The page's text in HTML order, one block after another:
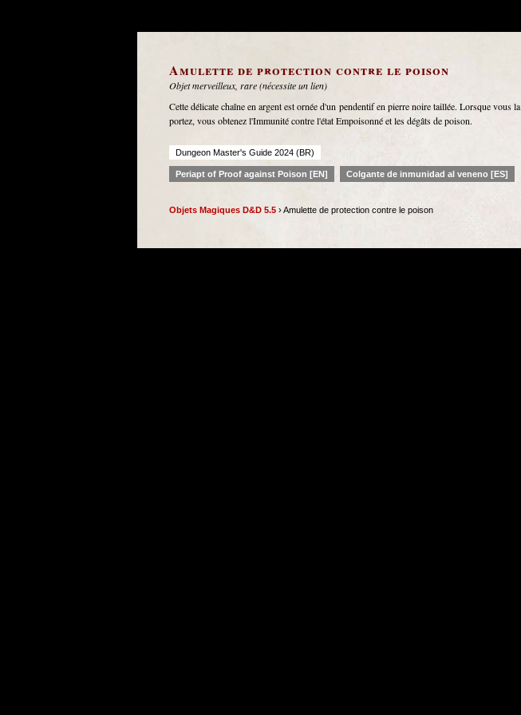
Amulette de protection contre le poison
Objet merveilleux, rare (nécessite un lien)
Cette délicate chaîne en argent est ornée d'un pendentif en pierre noire taillée. Lorsque vous la
portez, vous obtenez l'Immunité contre l'état Empoisonné et les dégâts de poison.
Dungeon Master's Guide 2024 (BR)
Periapt of Proof against Poison [EN] Colgante de inmunidad al veneno [ES]
Objets Magiques D&D 5.5 › Amulette de protection contre le poison